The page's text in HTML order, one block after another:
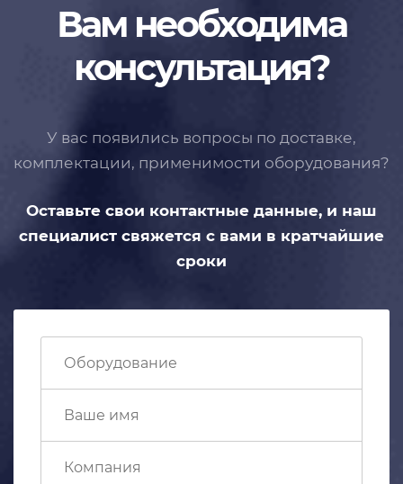
Вам необходима
консультация?
У вас появились вопросы по доставке,
комплектации, применимости оборудования?
Оставьте свои контактные данные, и наш
специалист свяжется с вами в кратчайшие
сроки